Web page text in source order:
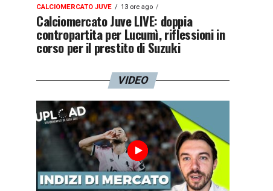
CALCIOMERCATO JUVE 13 ore ago
Calciomercato Juve LIVE: doppia
contropartita per Lucumì, riflessioni in
corso per il prestito di Suzuki
VIDEO